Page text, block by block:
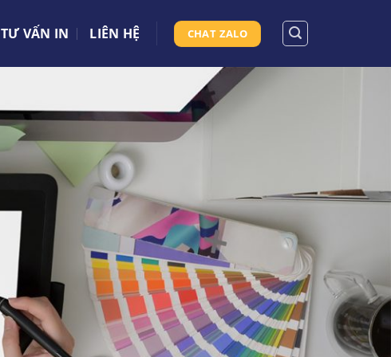
TƯ VẤN IN LIÊN HỆ CHAT ZALO